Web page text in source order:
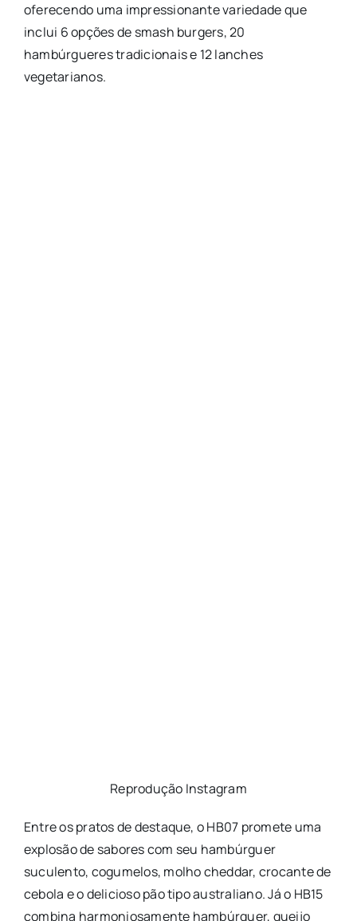
oferecendo uma impressionante variedade que
inclui 6 opções de smash burgers, 20
hambúrgueres tradicionais e 12 lanches
vegetarianos.
Reprodução Instagram
Entre os pratos de destaque, o HB07 promete uma
explosão de sabores com seu hambúrguer
suculento, cogumelos, molho cheddar, crocante de
cebola e o delicioso pão tipo australiano. Já o HB15
combina harmoniosamente hambúrguer, queijo